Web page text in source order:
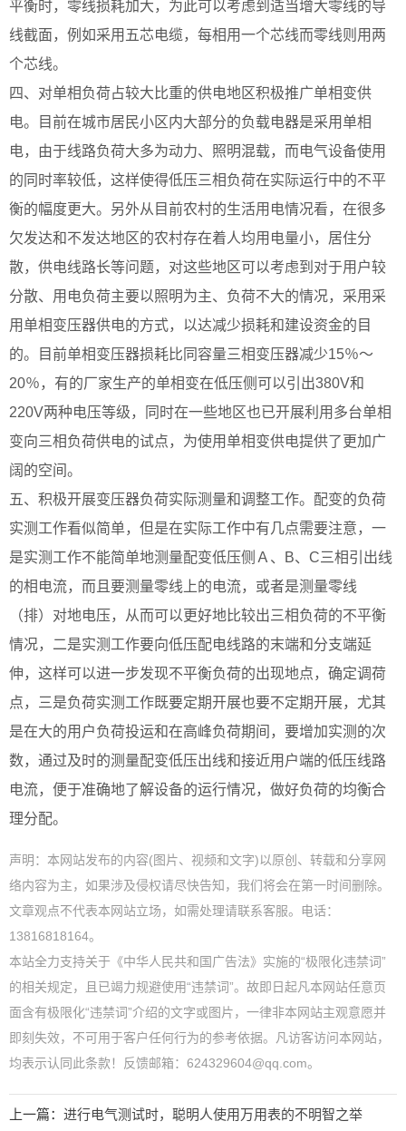
平衡时，零线损耗加大，为此可以考虑到适当增大零线的导
线截面，例如采用五芯电缆，每相用一个芯线而零线则用两
个芯线。
四、对单相负荷占较大比重的供电地区积极推广单相变供
电。目前在城市居民小区内大部分的负载电器是采用单相
电，由于线路负荷大多为动力、照明混载，而电气设备使用
的同时率较低，这样使得低压三相负荷在实际运行中的不平
衡的幅度更大。另外从目前农村的生活用电情况看，在很多
欠发达和不发达地区的农村存在着人均用电量小，居住分
散，供电线路长等问题，对这些地区可以考虑到对于用户较
分散、用电负荷主要以照明为主、负荷不大的情况，采用采
用单相变压器供电的方式，以达减少损耗和建设资金的目
的。目前单相变压器损耗比同容量三相变压器减少15％～
20％，有的厂家生产的单相变在低压侧可以引出380V和
220V两种电压等级，同时在一些地区也已开展利用多台单相
变向三相负荷供电的试点，为使用单相变供电提供了更加广
阔的空间。
五、积极开展变压器负荷实际测量和调整工作。配变的负荷
实测工作看似简单，但是在实际工作中有几点需要注意，一
是实测工作不能简单地测量配变低压侧Ａ、B、C三相引出线
的相电流，而且要测量零线上的电流，或者是测量零线
（排）对地电压，从而可以更好地比较出三相负荷的不平衡
情况，二是实测工作要向低压配电线路的末端和分支端延
伸，这样可以进一步发现不平衡负荷的出现地点，确定调荷
点，三是负荷实测工作既要定期开展也要不定期开展，尤其
是在大的用户负荷投运和在高峰负荷期间，要增加实测的次
数，通过及时的测量配变低压出线和接近用户端的低压线路
电流，便于准确地了解设备的运行情况，做好负荷的均衡合
理分配。
声明：本网站发布的内容(图片、视频和文字)以原创、转载和分享网
络内容为主，如果涉及侵权请尽快告知，我们将会在第一时间删除。
文章观点不代表本网站立场，如需处理请联系客服。电话：
13816818164。
本站全力支持关于《中华人民共和国广告法》实施的“极限化违禁词”
的相关规定，且已竭力规避使用“违禁词”。故即日起凡本网站任意页
面含有极限化“违禁词”介绍的文字或图片，一律非本网站主观意愿并
即刻失效，不可用于客户任何行为的参考依据。凡访客访问本网站，
均表示认同此条款！反馈邮箱：624329604@qq.com。
上一篇： 进行电气测试时，聪明人使用万用表的不明智之举